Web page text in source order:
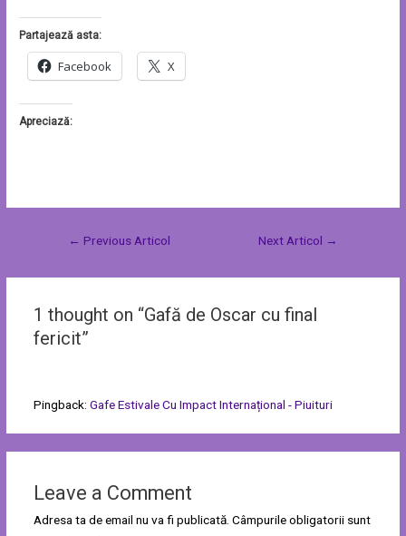
Partajează asta:
Facebook X
Apreciază:
← Previous Articol Next Articol →
1 thought on “Gafă de Oscar cu final
fericit”
Pingback: Gafe Estivale Cu Impact Internațional - Piuituri
Leave a Comment
Adresa ta de email nu va fi publicată. Câmpurile obligatorii sunt